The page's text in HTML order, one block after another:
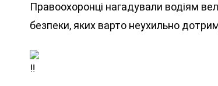
Правоохоронці нагадували водіям
безпеки, яких варто неухильно